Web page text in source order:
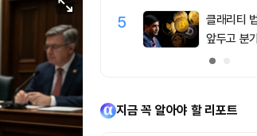
5
클래리티
앞두고 분
불투명
지금 꼭 알아야 할 리포트